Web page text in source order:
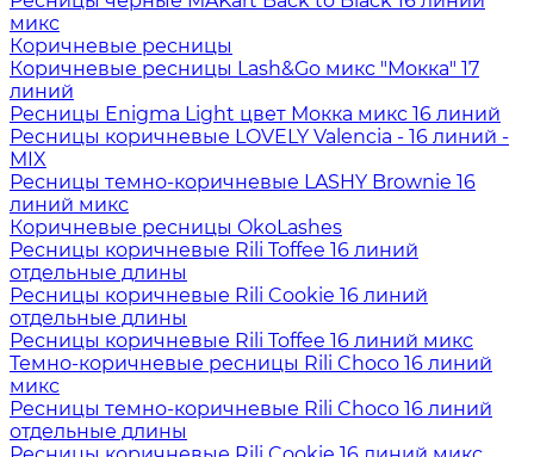
микс
Коричневые ресницы
Коричневые ресницы Lash&Go микс "Мокка" 17
линий
Ресницы Enigma Light цвет Мокка микс 16 линий
Ресницы коричневые LOVELY Valencia - 16 линий -
MIX
Ресницы темно-коричневые LASHY Brownie 16
линий микс
Коричневые ресницы OkoLashes
Ресницы коричневые Rili Toffee 16 линий
отдельные длины
Ресницы коричневые Rili Cookie 16 линий
отдельные длины
Ресницы коричневые Rili Toffee 16 линий микс
Темно-коричневые ресницы Rili Choco 16 линий
микс
Ресницы темно-коричневые Rili Choco 16 линий
отдельные длины